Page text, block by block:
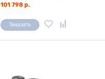
101 798 р.
Заказать